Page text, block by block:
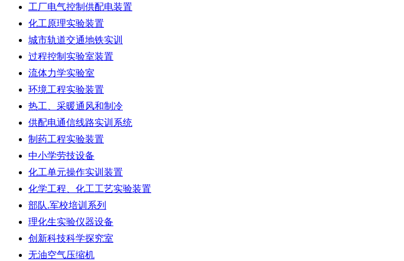
工厂电气控制供配电装置
化工原理实验装置
城市轨道交通地铁实训
过程控制实验室装置
流体力学实验室
环境工程实验装置
热工、采暖通风和制冷
供配电通信线路实训系统
制药工程实验装置
中小学劳技设备
化工单元操作实训装置
化学工程、化工工艺实验装置
部队.军校培训系列
理化生实验仪器设备
创新科技科学探究室
无油空气压缩机